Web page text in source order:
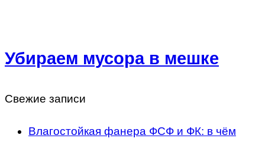
Убираем мусора в мешке
Свежие записи
Влагостойкая фанера ФСФ и ФК: в чём